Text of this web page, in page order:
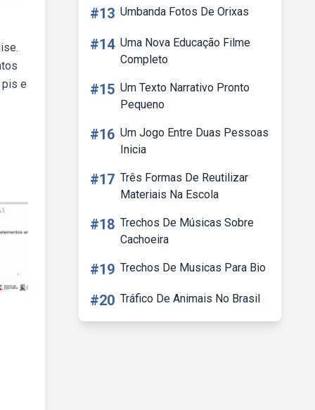
pis e
#13 Umbanda Fotos De Orixas
#14 Uma Nova Educação Filme
Completo
#15 Um Texto Narrativo Pronto
Pequeno
#16 Um Jogo Entre Duas Pessoas
Inicia
#17 Três Formas De Reutilizar
Materiais Na Escola
#18 Trechos De Músicas Sobre
Cachoeira
#19 Trechos De Musicas Para Bio
#20 Tráfico De Animais No Brasil